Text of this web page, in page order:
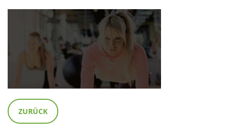
ZURÜCK